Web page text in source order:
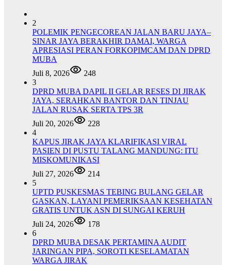
2
POLEMIK PENGECOREAN JALAN BARU JAYA–
SINAR JAYA BERAKHIR DAMAI, WARGA
APRESIASI PERAN FORKOPIMCAM DAN DPRD
MUBA
Juli 8, 2026
248
3
DPRD MUBA DAPIL II GELAR RESES DI JIRAK
JAYA, SERAHKAN BANTOR DAN TINJAU
JALAN RUSAK SERTA TPS 3R
Juli 20, 2026
228
4
KAPUS JIRAK JAYA KLARIFIKASI VIRAL
PASIEN DI PUSTU TALANG MANDUNG: ITU
MISKOMUNIKASI
Juli 27, 2026
214
5
UPTD PUSKESMAS TEBING BULANG GELAR
GASKAN, LAYANI PEMERIKSAAN KESEHATAN
GRATIS UNTUK ASN DI SUNGAI KERUH
Juli 24, 2026
178
6
DPRD MUBA DESAK PERTAMINA AUDIT
JARINGAN PIPA, SOROTI KESELAMATAN
WARGA JIRAK